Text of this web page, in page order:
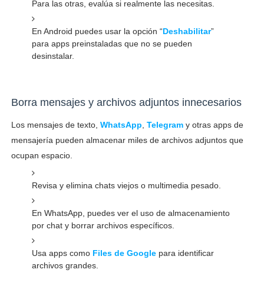
Para las otras, evalúa si realmente las necesitas.
En Android puedes usar la opción “Deshabilitar”
para apps preinstaladas que no se pueden
desinstalar.
Borra mensajes y archivos adjuntos innecesarios
Los mensajes de texto, WhatsApp Telegramy otras apps de
mensajería pueden almacenar miles de archivos adjuntos que
ocupan espacio.
Revisa y elimina chats viejos o multimedia pesado.
En WhatsApp, puedes ver el uso de almacenamiento
por chat y borrar archivos específicos.
Usa apps como Files de Googlepara identificar
archivos grandes.